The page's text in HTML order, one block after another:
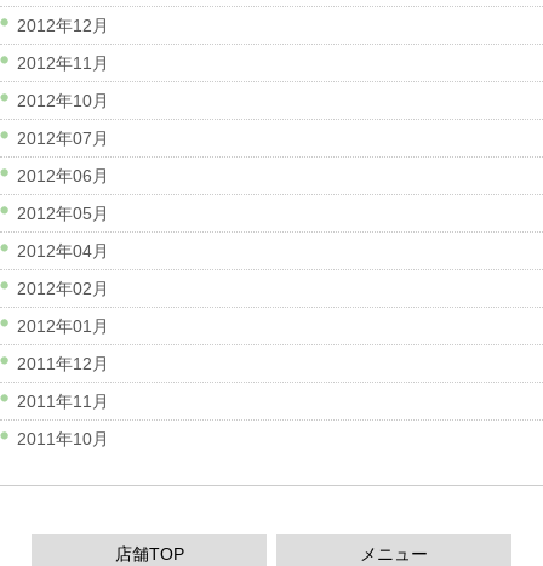
2012年12月
2012年11月
2012年10月
2012年07月
2012年06月
2012年05月
2012年04月
2012年02月
2012年01月
2011年12月
2011年11月
2011年10月
店舗TOP メニュー